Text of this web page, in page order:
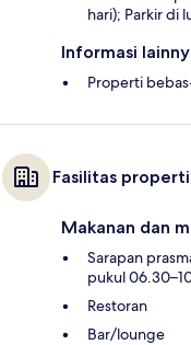
hari); Parkir di
Informasi
Properti
Fasilitas properti
Makanan dan
Sarapan
pukul
Restoran
Bar/lounge